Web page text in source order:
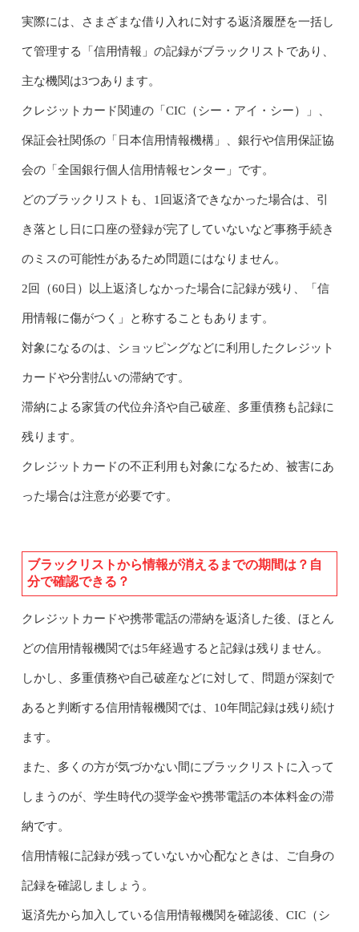
実際には、さまざまな借り入れに対する返済履歴を一括し
て管理する「信用情報」の記録がブラックリストであり、
主な機関は3つあります。
クレジットカード関連の「CIC（シー・アイ・シー）」、
保証会社関係の「日本信用情報機構」、銀行や信用保証協
会の「全国銀行個人信用情報センター」です。
どのブラックリストも、1回返済できなかった場合は、引
き落とし日に口座の登録が完了していないなど事務手続き
のミスの可能性があるため問題にはなりません。
2回（60日）以上返済しなかった場合に記録が残り、「信
用情報に傷がつく」と称することもあります。
対象になるのは、ショッピングなどに利用したクレジット
カードや分割払いの滞納です。
滞納による家賃の代位弁済や自己破産、多重債務も記録に
残ります。
クレジットカードの不正利用も対象になるため、被害にあ
った場合は注意が必要です。
ブラックリストから情報が消えるまでの期間は？自
分で確認できる？
クレジットカードや携帯電話の滞納を返済した後、ほとん
どの信用情報機関では5年経過すると記録は残りません。
しかし、多重債務や自己破産などに対して、問題が深刻で
あると判断する信用情報機関では、10年間記録は残り続け
ます。
また、多くの方が気づかない間にブラックリストに入って
しまうのが、学生時代の奨学金や携帯電話の本体料金の滞
納です。
信用情報に記録が残っていないか心配なときは、ご自身の
記録を確認しましょう。
返済先から加入している信用情報機関を確認後、CIC（シ